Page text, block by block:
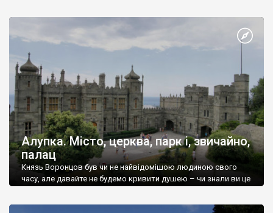
Алупка. Місто, церква, парк і, звичайно,
палац
Князь Воронцов був чи не найвідомішою людиною свого
часу, але давайте не будемо кривити душею – чи знали ви це